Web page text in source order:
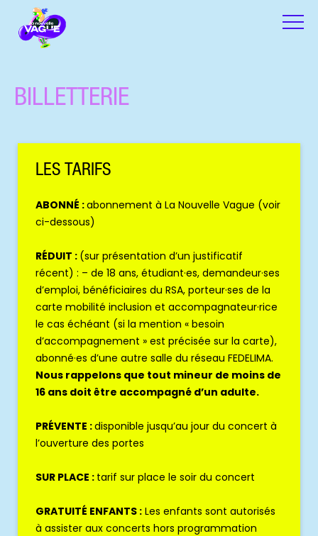
BILLETTERIE
LES TARIFS
ABONNÉ :abonnement à La Nouvelle Vague (voir
ci-dessous)
RÉDUIT : (sur présentation d’un justificatif
récent) : – de 18 ans, étudiant·es, demandeur·ses
d’emploi, bénéficiaires du RSA, porteur·ses de la
carte mobilité inclusion et accompagnateur·rice
le cas échéant (si la mention « besoin
d’accompagnement » est précisée sur la carte),
abonné·es d’une autre salle du réseau FEDELIMA.
Nous rappelons que tout mineur de moins de
16 ans doit être accompagné d’un adulte.
PRÉVENTE :disponible jusqu’au jour du concert à
l’ouverture des portes
SUR PLACE : tarif sur place le soir du concert
GRATUITÉ ENFANTS : Les enfants sont autorisés
à assister aux concerts hors programmation